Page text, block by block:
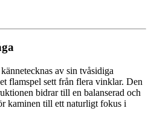
av sin tvåsidiga
flamspel sett från flera vinklar. Den
bidrar till en balanserad och
kaminen till ett naturligt fokus i